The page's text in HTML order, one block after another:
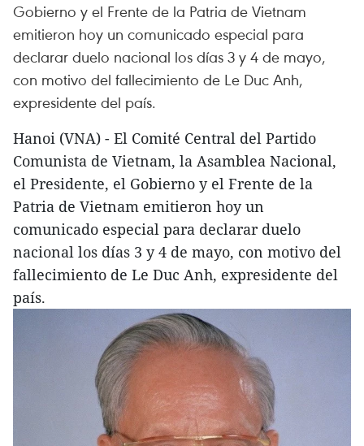
Gobierno y el Frente de la Patria de Vietnam
emitieron hoy un comunicado especial para
declarar duelo nacional los días 3 y 4 de mayo,
con motivo del fallecimiento de Le Duc Anh,
expresidente del país.
Hanoi (VNA) - El Comité Central del Partido
Comunista de Vietnam, la Asamblea Nacional,
el Presidente, el Gobierno y el Frente de la
Patria de Vietnam emitieron hoy un
comunicado especial para declarar duelo
nacional los días 3 y 4 de mayo, con motivo del
fallecimiento de Le Duc Anh, expresidente del
país.